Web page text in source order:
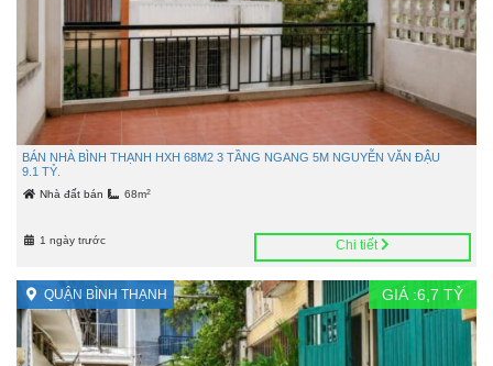
BÁN NHÀ BÌNH THẠNH HXH 68M2 3 TẦNG NGANG 5M NGUYỄN VĂN ĐẬU
9.1 TỶ.
Nhà đất bán 68m2
1 ngày trước Chi tiết
QUẬN BÌNH THẠNH GIÁ :6,7 TỶ